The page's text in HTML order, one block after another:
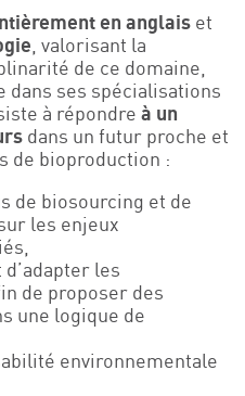
en anglais et
, valorisant la
de ce domaine,
dans ses spécialisations
à répondre à un
dans un futur proche et
de bioproduction :
de biosourcing et de
les enjeux
les
de proposer des
une logique de
environnementale